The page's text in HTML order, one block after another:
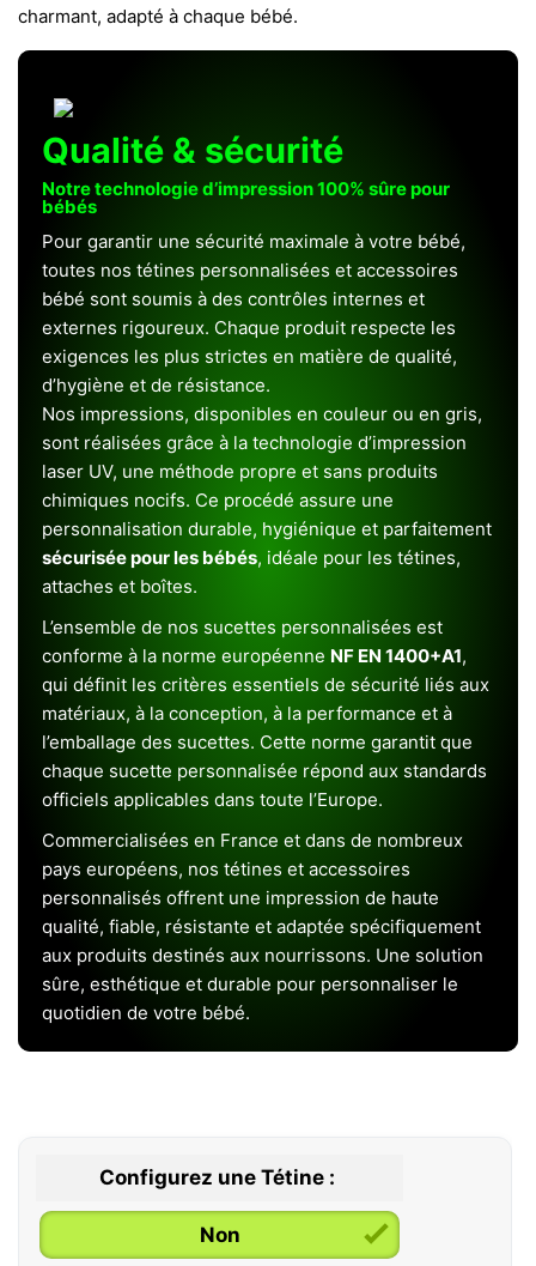
charmant, adapté à chaque bébé.
Qualité & sécurité
Notre technologie d’impression 100% sûre pour
bébés
Pour garantir une sécurité maximale à votre bébé,
toutes nos tétines personnalisées et accessoires
bébé sont soumis à des contrôles internes et
externes rigoureux. Chaque produit respecte les
exigences les plus strictes en matière de qualité,
d’hygiène et de résistance.
Nos impressions, disponibles en couleur ou en gris,
sont réalisées grâce à la technologie d’impression
laser UV, une méthode propre et sans produits
chimiques nocifs. Ce procédé assure une
personnalisation durable, hygiénique et parfaitement
sécurisée pour les bébés, idéale pour les tétines,
attaches et boîtes.
L’ensemble de nos sucettes personnalisées est
conforme à la norme européenne NF EN 1400+A1,
qui définit les critères essentiels de sécurité liés aux
matériaux, à la conception, à la performance et à
l’emballage des sucettes. Cette norme garantit que
chaque sucette personnalisée répond aux standards
officiels applicables dans toute l’Europe.
Commercialisées en France et dans de nombreux
pays européens, nos tétines et accessoires
personnalisés offrent une impression de haute
qualité, fiable, résistante et adaptée spécifiquement
aux produits destinés aux nourrissons. Une solution
sûre, esthétique et durable pour personnaliser le
quotidien de votre bébé.
Configurez une Tétine :
Non